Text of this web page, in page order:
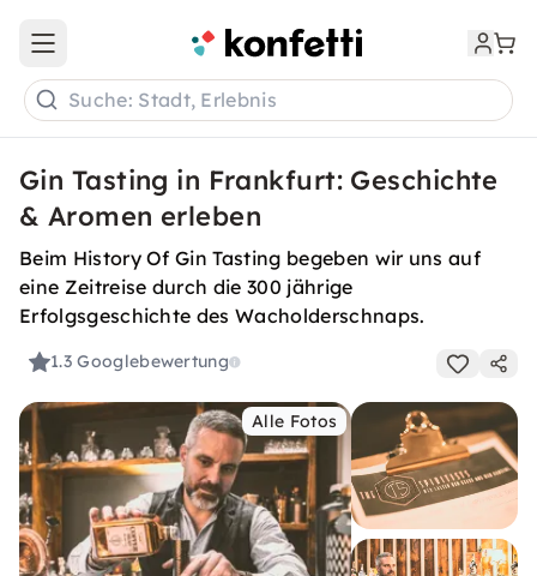
Open main menu
Suche: Stadt, Erlebnis
Gin Tasting in Frankfurt: Geschichte
& Aromen erleben
Beim History Of Gin Tasting begeben wir uns auf
eine Zeitreise durch die 300 jährige
Erfolgsgeschichte des Wacholderschnaps.
1.3Googlebewertung
Alle Fotos